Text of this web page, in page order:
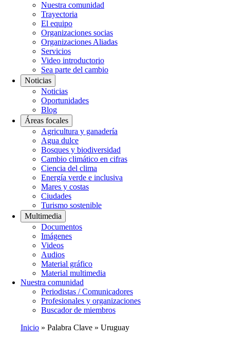
Navegación
Nuestra comunidad
Trayectoria
El equipo
Organizaciones socias
Organizaciones Aliadas
Servicios
Video introductorio
Sea parte del cambio
Noticias
Noticias
Oportunidades
Blog
Áreas focales
Agricultura y ganadería
Agua dulce
Bosques y biodiversidad
Cambio climático en cifras
Ciencia del clima
Energía verde e inclusiva
Mares y costas
Ciudades
Turismo sostenible
Multimedia
Documentos
Imágenes
Videos
Audios
Material gráfico
Material multimedia
Nuestra comunidad
Periodistas / Comunicadores
Profesionales y organizaciones
Buscador de miembros
Inicio Palabra Clave Uruguay